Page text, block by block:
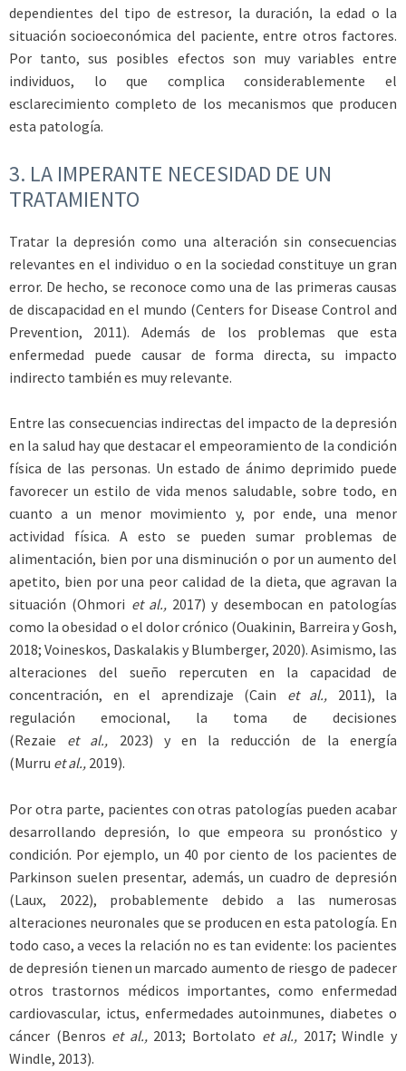
dependientes del tipo de estresor, la duración, la edad o la
situación socioeconómica del paciente, entre otros factores.
Por tanto, sus posibles efectos son muy variables entre
individuos, lo que complica considerablemente el
esclarecimiento completo de los mecanismos que producen
esta patología.
3. LA IMPERANTE NECESIDAD DE UN
TRATAMIENTO
Tratar la depresión como una alteración sin consecuencias
relevantes en el individuo o en la sociedad constituye un gran
error. De hecho, se reconoce como una de las primeras causas
de discapacidad en el mundo (Centers for Disease Control and
Prevention, 2011). Además de los problemas que esta
enfermedad puede causar de forma directa, su impacto
indirecto también es muy relevante.
Entre las consecuencias indirectas del impacto de la depresión
en la salud hay que destacar el empeoramiento de la condición
física de las personas. Un estado de ánimo deprimido puede
favorecer un estilo de vida menos saludable, sobre todo, en
cuanto a un menor movimiento y, por ende, una menor
actividad física. A esto se pueden sumar problemas de
alimentación, bien por una disminución o por un aumento del
apetito, bien por una peor calidad de la dieta, que agravan la
situación (Ohmori et al.,2017) y desembocan en patologías
como la obesidad o el dolor crónico (Ouakinin, Barreira y Gosh,
2018; Voineskos, Daskalakis y Blumberger, 2020). Asimismo, las
alteraciones del sueño repercuten en la capacidad de
concentración, en el aprendizaje (Cain et al., 2011), la
regulación emocional, la toma de decisiones
(Rezaie et al., 2023) y en la reducción de la energía
(Murru et al., 2019).
Por otra parte, pacientes con otras patologías pueden acabar
desarrollando depresión, lo que empeora su pronóstico y
condición. Por ejemplo, un 40 por ciento de los pacientes de
Parkinson suelen presentar, además, un cuadro de depresión
(Laux, 2022), probablemente debido a las numerosas
alteraciones neuronales que se producen en esta patología. En
todo caso, a veces la relación no es tan evidente: los pacientes
de depresión tienen un marcado aumento de riesgo de padecer
otros trastornos médicos importantes, como enfermedad
cardiovascular, ictus, enfermedades autoinmunes, diabetes o
cáncer (Benros et al.,2013; Bortolato et al., 2017; Windle y
Windle, 2013).